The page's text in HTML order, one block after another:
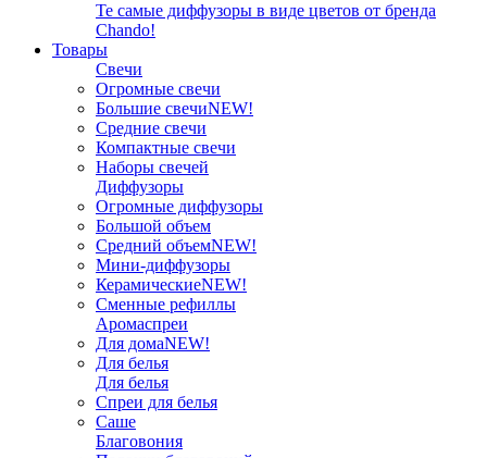
Те самые диффузоры в виде цветов от бренда
Chando!
Товары
Свечи
Огромные свечи
Большие свечиNEW!
Средние свечи
Компактные свечи
Наборы свечей
Диффузоры
Огромные диффузоры
Большой объем
Средний объемNEW!
Мини-диффузоры
КерамическиеNEW!
Сменные рефиллы
Аромаспреи
Для домаNEW!
Для белья
Для белья
Спреи для белья
Саше
Благовония